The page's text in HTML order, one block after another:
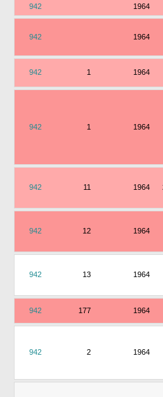
942 1964
942 1964
942 1 1964
942 1 1964
942 11 1964
942 12 1964
942 13 1964
942 177 1964
942 2 1964